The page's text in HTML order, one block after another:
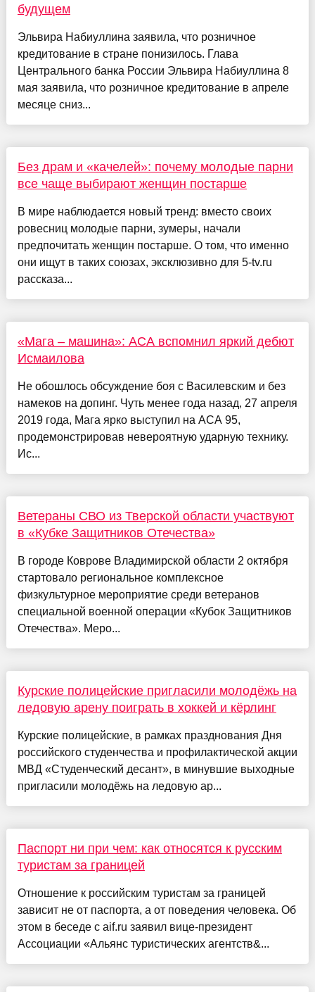
будущем
Эльвира Набиуллина заявила, что розничное
кредитование в стране понизилось. Глава
Центрального банка России Эльвира Набиуллина 8
мая заявила, что розничное кредитование в апреле
месяце сниз...
Без драм и «качелей»: почему молодые парни
все чаще выбирают женщин постарше
В мире наблюдается новый тренд: вместо своих
ровесниц молодые парни, зумеры, начали
предпочитать женщин постарше. О том, что именно
они ищут в таких союзах, эксклюзивно для 5-tv.ru
рассказа...
«Мага – машина»: АСА вспомнил яркий дебют
Исмаилова
Не обошлось обсуждение боя с Василевским и без
намеков на допинг. Чуть менее года назад, 27 апреля
2019 года, Мага ярко выступил на АСА 95,
продемонстрировав невероятную ударную технику.
Ис...
Ветераны СВО из Тверской области участвуют
в «Кубке Защитников Отечества»
В городе Коврове Владимирской области 2 октября
стартовало региональное комплексное
физкультурное мероприятие среди ветеранов
специальной военной операции «Кубок Защитников
Отечества». Меро...
Курские полицейские пригласили молодёжь на
ледовую арену поиграть в хоккей и кёрлинг
Курские полицейские, в рамках празднования Дня
российского студенчества и профилактической акции
МВД «Студенческий десант», в минувшие выходные
пригласили молодёжь на ледовую ар...
Паспорт ни при чем: как относятся к русским
туристам за границей
Отношение к российским туристам за границей
зависит не от паспорта, а от поведения человека. Об
этом в беседе с aif.ru заявил вице-президент
Ассоциации «Альянс туристических агентств&...